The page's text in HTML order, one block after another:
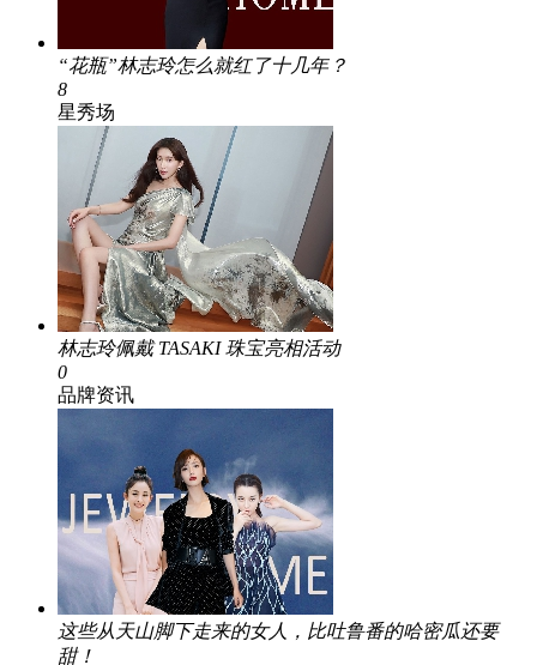
“花瓶”林志玲怎么就红了十几年？
8
星秀场
林志玲佩戴 TASAKI 珠宝亮相活动
0
品牌资讯
这些从天山脚下走来的女人，比吐鲁番的哈密瓜还要
甜！